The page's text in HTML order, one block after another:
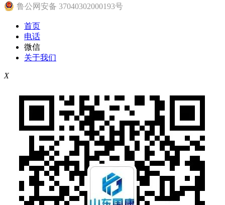
鲁公网安备 37040302000193号
首页
电话
微信
关于我们
X